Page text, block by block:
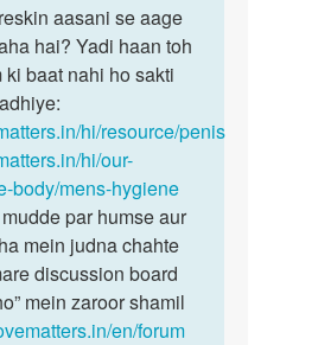
aasani se aage
hai? Yadi haan toh
ki baat nahi ho sakti
hi/resource/penis
hi/our-
body/mens-hygiene
par humse aur
mein judna chahte
discussion board
mein zaroor shamil
en/forum